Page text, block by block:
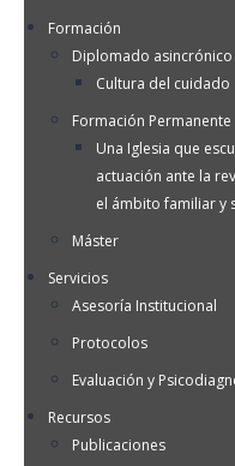
Formación
Diplomado asincrónico
Cultura del cuidado
Formación Permanente
Una Iglesia que
actuación ante la
el ámbito familiar y
Máster
Servicios
Asesoría Institucional
Protocolos
Evaluación y
Recursos
Publicaciones